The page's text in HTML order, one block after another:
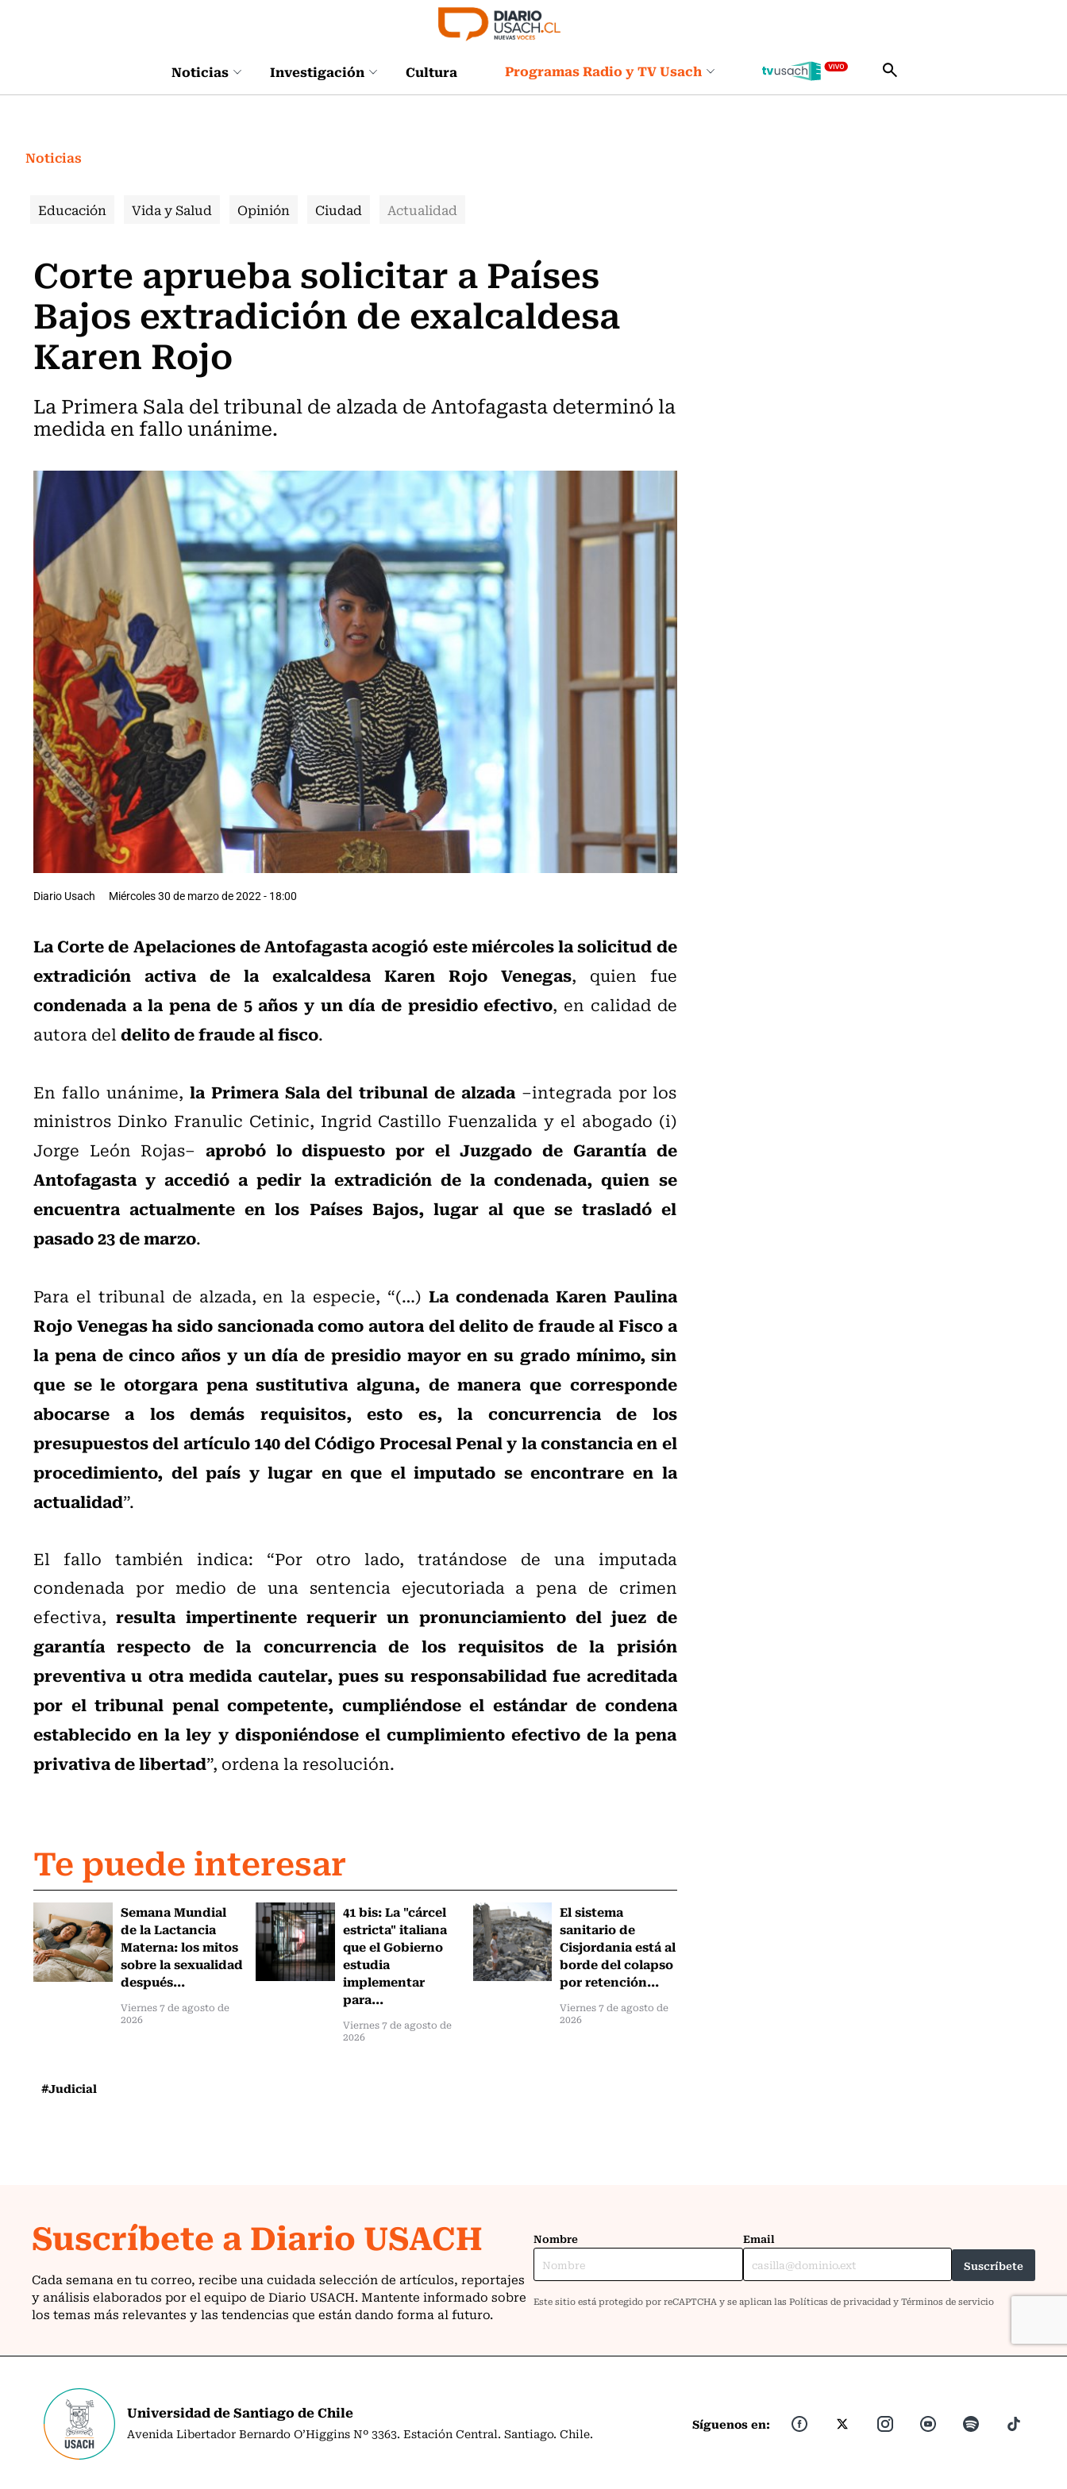
Noticias Investigación Cultura Programas Radio y TV Usach
Noticias
Educación Vida y Salud Opinión Ciudad Actualidad
Corte aprueba solicitar a Países
Bajos extradición de exalcaldesa
Karen Rojo
La Primera Sala del tribunal de alzada de Antofagasta determinó la
medida en fallo unánime.
Diario Usach Miércoles 30 de marzo de 2022 - 18:00
La Corte de Apelaciones de Antofagasta acogió este miércoles la solicitud de
extradición activa de la exalcaldesa Karen Rojo Venegas, quien fue
condenada a la pena de 5 años y un día de presidio efectivo, en calidad de
autora deldelito de fraude al fisco.
En fallo unánime, la Primera Sala del tribunal de alzada–integrada por los
ministros Dinko Franulic Cetinic, Ingrid Castillo Fuenzalida y el abogado (i)
Jorge León Rojas–aprobó lo dispuesto por el Juzgado de Garantía de
Antofagasta y accedió a pedir la extradición de la condenada, quien se
encuentra actualmente en los Países Bajos, lugar al que se trasladó el
pasado 23 de marzo.
Para el tribunal de alzada, en la especie, “(…) La condenada Karen Paulina
Rojo Venegas ha sido sancionada como autora del delito de fraude al Fisco a
la pena de cinco años y un día de presidio mayor en su grado mínimo, sin
que se le otorgara pena sustitutiva alguna, de manera que corresponde
abocarse a los demás requisitos, esto es, la concurrencia de los
presupuestos del artículo 140 del Código Procesal Penal y la constancia en el
procedimiento, del país y lugar en que el imputado se encontrare en la
actualidad”.
El fallo también indica: “Por otro lado, tratándose de una imputada
condenada por medio de una sentencia ejecutoriada a pena de crimen
efectiva,resulta impertinente requerir un pronunciamiento del juez de
garantía respecto de la concurrencia de los requisitos de la prisión
preventiva u otra medida cautelar, pues su responsabilidad fue acreditada
por el tribunal penal competente, cumpliéndose el estándar de condena
establecido en la ley y disponiéndose el cumplimiento efectivo de la pena
privativa de libertad”, ordena la resolución.
Te puede interesar
Semana Mundial
de la Lactancia
Materna: los mitos
sobre la sexualidad
después...
Viernes 7 de agosto de
2026
41 bis: La "cárcel
estricta" italiana
que el Gobierno
estudia
implementar
para...
Viernes 7 de agosto de
2026
El sistema
sanitario de
Cisjordania está al
borde del colapso
por retención...
Viernes 7 de agosto de
2026
#Judicial
Universidad de Santiago de Chile
Avenida Libertador Bernardo O’Higgins Nº 3363. Estación Central. Santiago. Chile.
Síguenos en: